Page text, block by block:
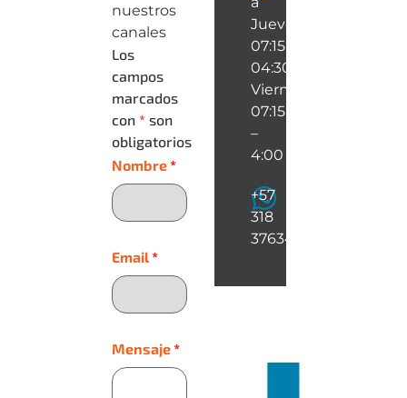
nuestros
canales
Los
campos
marcados
con * son
obligatorios
Nombre*
Email*
Mensaje*
Jueves
07:15-
04:30
Viernes
07:15
–
4:00
+57
318
3763461